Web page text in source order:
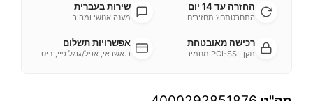
החזרה עד 14 יום
התחרטתם? מחזירים
שירות בעברית
מענה אנושי ומהיר
רכישה מאובטחת
תקן PCI-SSL מחמיר
אפשרויות תשלום
כ.אשראי, אפל/גוגל פיי, ביט